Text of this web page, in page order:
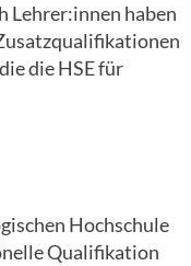
Lehrer:innen haben
die HSE für
Hochschule
Qualifikation